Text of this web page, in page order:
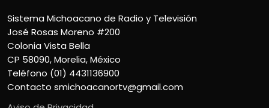
Sistema Michoacano de Radio y Televisión
José Rosas Moreno #200
Colonia Vista Bella
CP 58090, Morelia, México
Teléfono (01) 4431136900
Contacto smichoacanortv@gmail.com